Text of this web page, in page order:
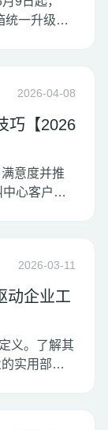
统一升级为
2026-04-08
巧【2026
意度并推
心客户服
2026-03-11
动企业工
义。了解其
实用部署